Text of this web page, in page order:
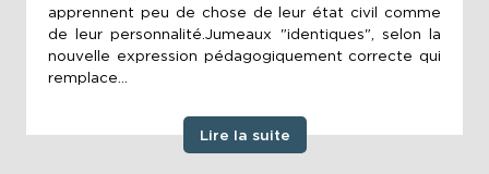
apprennent peu de chose de leur état civil comme
de leur personnalité.Jumeaux "identiques", selon la
nouvelle expression pédagogiquement correcte qui
remplace...
Lire la suite